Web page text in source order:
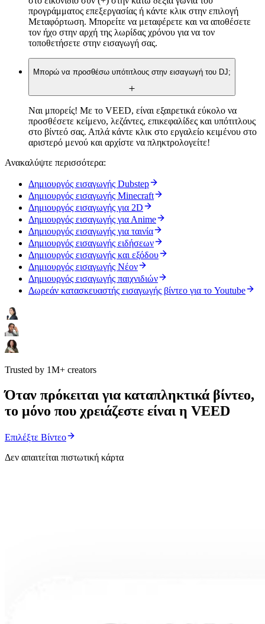
προγράμματος επεξεργασίας ή κάντε κλικ στην επιλογή
Μεταφόρτωση. Μπορείτε να μεταφέρετε και να αποθέσετε
τον ήχο στην αρχή της λωρίδας χρόνου για να τον
τοποθετήσετε στην εισαγωγή σας.
Μπορώ να προσθέσω υπότιτλους στην εισαγωγή του DJ;
Ναι μπορείς! Με το VEED, είναι εξαιρετικά εύκολο να
προσθέσετε κείμενο, λεζάντες, επικεφαλίδες και υπότιτλους
στο βίντεό σας. Απλά κάντε κλικ στο εργαλείο κειμένου στο
αριστερό μενού και αρχίστε να πληκτρολογείτε!
Ανακαλύψτε περισσότερα:
Δημιουργός εισαγωγής Dubstep
Δημιουργός εισαγωγής Minecraft
Δημιουργός εισαγωγής για 2D
Δημιουργός εισαγωγής για Αnime
Δημιουργός εισαγωγής για ταινία
Δημιουργός εισαγωγής ειδήσεων
Δημιουργός εισαγωγής και εξόδου
Δημιουργός εισαγωγής Νέον
Δημιουργός εισαγωγής παιχνιδιών
Δωρεάν κατασκευαστής εισαγωγής βίντεο για το Youtube
Trusted by 1M+ creators
Όταν πρόκειται για καταπληκτικά βίντεο,
το μόνο που χρειάζεστε είναι η VEED
Επιλέξτε Βίντεο
Δεν απαιτείται πιστωτική κάρτα